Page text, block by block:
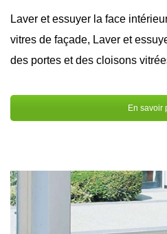
Laver et essuyer la face
vitres de façade, Laver et
des portes et des cloisons
En savoir